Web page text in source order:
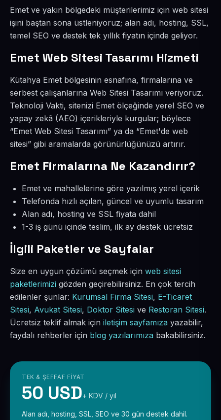
Emet ve yakın bölgedeki müşterilerimiz için web sitesi
işini baştan sona üstleniyoruz; alan adı, hosting, SSL,
temel SEO ve destek tek yıllık fiyatın içinde geliyor.
Emet Web Sitesi Tasarımı Hizmeti
Kütahya Emet bölgesinin esnafına, firmalarına ve
serbest çalışanlarına Web Sitesi Tasarımı veriyoruz.
Teknoloji Vakti, sitenizi Emet ölçeğinde yerel SEO ve
yapay zekâ (AEO) içerikleriyle kurgular; böylece
“Emet Web Sitesi Tasarımı” ya da “Emet'de web
sitesi” gibi aramalarda görünürlüğünüzü artırır.
Emet Firmalarına Ne Kazandırır?
Emet ve mahallelerine göre yazılmış yerel içerik
Telefonda hızlı açılan, güncel ve uyumlu tasarım
Alan adı, hosting ve SSL fiyata dahil
1-3 iş günü içinde teslim, ilk ay destek ücretsiz
İlgili Paketler ve Sayfalar
Size en uygun çözümü seçmek için web sitesi
paketlerimizi gözden geçirebilirsiniz. En çok tercih
edilenler şunlar: Kurumsal Firma Sitesi, E-Ticaret
Sitesi, Avukat Sitesi, Doktor Sitesi ve Restoran Sitesi.
Ücretsiz teklif almak için iletişim sayfamıza yazabilir,
faydalı rehberler için blog yazılarımıza bakabilirsiniz.
TEK & ŞEFFAF FIYAT
50 USD+ KDV / yıl
Alan adı, hosting, SSL, SEO ve 30 gün destek dahil.